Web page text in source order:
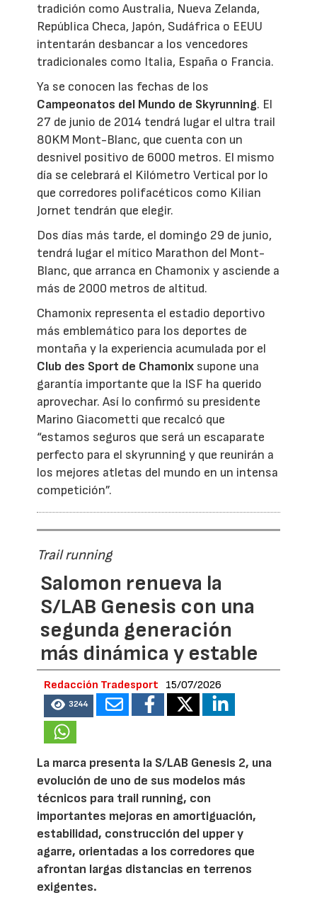
tradición como Australia, Nueva Zelanda,
República Checa, Japón, Sudáfrica o EEUU
intentarán desbancar a los vencedores
tradicionales como Italia, España o Francia.
Ya se conocen las fechas de los
Campeonatos del Mundo de Skyrunning. El
27 de junio de 2014 tendrá lugar el ultra trail
80KM Mont-Blanc, que cuenta con un
desnivel positivo de 6000 metros. El mismo
día se celebrará el Kilómetro Vertical por lo
que corredores polifacéticos como Kilian
Jornet tendrán que elegir.
Dos días más tarde, el domingo 29 de junio,
tendrá lugar el mítico Marathon del Mont-
Blanc, que arranca en Chamonix y asciende a
más de 2000 metros de altitud.
Chamonix representa el estadio deportivo
más emblemático para los deportes de
montaña y la experiencia acumulada por el
Club des Sport de Chamonix supone una
garantía importante que la ISF ha querido
aprovechar. Así lo confirmó su presidente
Marino Giacometti que recalcó que
“estamos seguros que será un escaparate
perfecto para el skyrunning y que reunirán a
los mejores atletas del mundo en un intensa
competición”.
Trail running
Salomon renueva la
S/LAB Genesis con una
segunda generación
más dinámica y estable
Redacción Tradesport 15/07/2026
3244
La marca presenta la S/LAB Genesis 2, una
evolución de uno de sus modelos más
técnicos para trail running, con
importantes mejoras en amortiguación,
estabilidad, construcción del upper y
agarre, orientadas a los corredores que
afrontan largas distancias en terrenos
exigentes.